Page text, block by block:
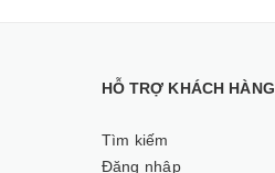
HỖ TRỢ KHÁCH HÀNG
Tìm kiếm
Đăng nhập